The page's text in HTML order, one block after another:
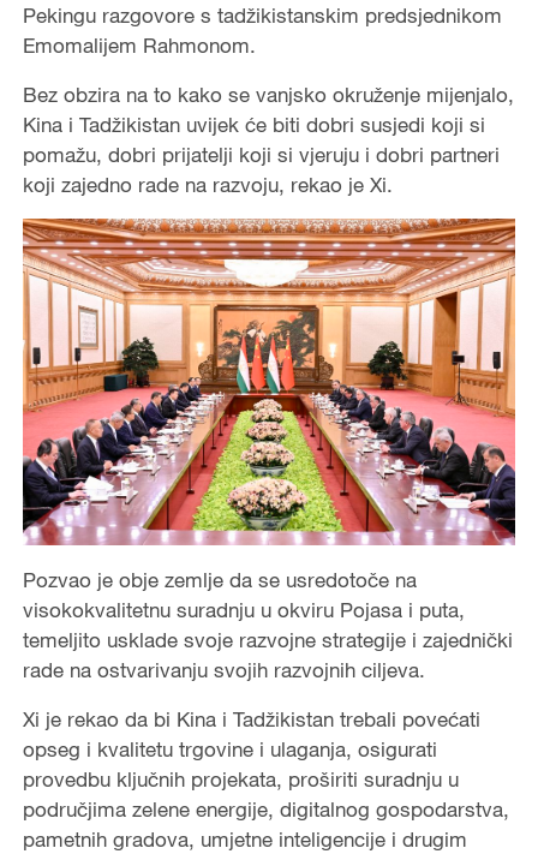
Pekingu razgovore s tadžikistanskim predsjednikom
Emomalijem Rahmonom.
Bez obzira na to kako se vanjsko okruženje mijenjalo,
Kina i Tadžikistan uvijek će biti dobri susjedi koji si
pomažu, dobri prijatelji koji si vjeruju i dobri partneri
koji zajedno rade na razvoju, rekao je Xi.
Pozvao je obje zemlje da se usredotoče na
visokokvalitetnu suradnju u okviru Pojasa i puta,
temeljito usklade svoje razvojne strategije i zajednički
rade na ostvarivanju svojih razvojnih ciljeva.
Xi je rekao da bi Kina i Tadžikistan trebali povećati
opseg i kvalitetu trgovine i ulaganja, osigurati
provedbu ključnih projekata, proširiti suradnju u
područjima zelene energije, digitalnog gospodarstva,
pametnih gradova, umjetne inteligencije i drugim